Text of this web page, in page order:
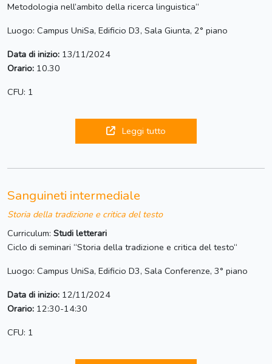
Metodologia nell’ambito della ricerca linguistica“
Luogo: Campus UniSa, Edificio D3, Sala Giunta, 2° piano
Data di inizio: 13/11/2024
Orario: 10.30
CFU: 1
Leggi tutto
Sanguineti intermediale
Storia della tradizione e critica del testo
Curriculum: Studi letterari
Ciclo di seminari “Storia della tradizione e critica del testo“
Luogo: Campus UniSa, Edificio D3, Sala Conferenze, 3° piano
Data di inizio: 12/11/2024
Orario: 12:30-14:30
CFU: 1